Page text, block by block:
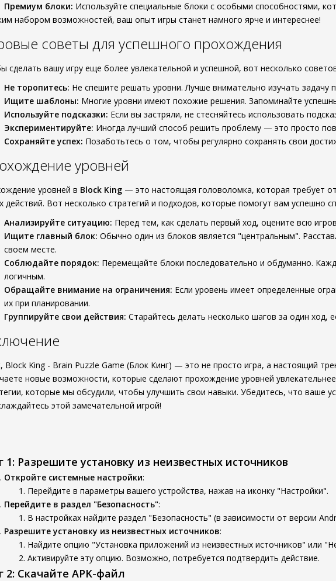
Премиум блоки: Используйте специальные блоки с особыми способностями,
набором возможностей, ваш опыт игры станет намного ярче и интереснее!
советы для успешного прохождения
сделать вашу игру еще более увлекательной и успешной, вот несколько
Не торопитесь: Не спешите решать уровни. Лучше внимательно изучать задачу
Ищите шаблоны: Многие уровни имеют похожие решения. Запоминайте
Используйте подсказки: Если вы застряли, не стесняйтесь использовать
Экспериментируйте: Иногда лучший способ решить проблему — это просто
Сохраняйте успех: Позаботьтесь о том, чтобы регулярно сохранять свои
уровней
уровней в Block King — это настоящая головоломка, которая требует
действий. Вот несколько стратегий и подходов, которые помогут вам успешно
Анализируйте ситуацию: Перед тем, как сделать первый ход, оцените всю
Ищите главный блок: Обычно один из блоков является "центральным".
своем месте.
Соблюдайте порядок: Перемещайте блоки последовательно и обдуманно.
логичным.
Обращайте внимание на ограничения: Если уровень имеет определенные
их при планировании.
Группируйте свои действия: Старайтесь делать несколько шагов за один ход,
Block King - Brain Puzzle Game (Блок Кинг) — это не просто игра, а настоящий
новые возможности, которые сделают прохождение уровней
которые мы обсудили, чтобы улучшить свои навыки. Убедитесь, что ваше
этой замечательной игрой!
1: Разрешите установку из неизвестных источников
Откройте системные настройки:
Перейдите в параметры вашего устройства, нажав на иконку "Настройки".
Перейдите в раздел "Безопасность":
В настройках найдите раздел "Безопасность" (в зависимости от версии
Разрешите установку из неизвестных источников:
Найдите опцию "Установка приложений из неизвестных источников" или
Активируйте эту опцию. Возможно, потребуется подтвердить действие.
2: Скачайте APK-файл